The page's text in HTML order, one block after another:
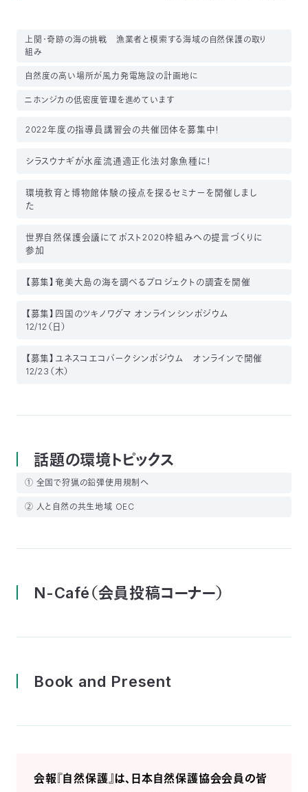
上関・奇跡の海の挑戦 漁業者と模索する海域の自然保護の取り
組み
自然度の高い場所が風力発電施設の計画地に
ニホンジカの低密度管理を進めています
2022年度の指導員講習会の共催団体を募集中！
シラスウナギが水産流通適正化法対象魚種に！
環境教育と博物館体験の接点を探るセミナーを開催しまし
た
世界自然保護会議にてポスト2020枠組みへの提言づくりに
参加
【募集】奄美大島の海を調べるプロジェクトの調査を開催
【募集】四国のツキノワグマ オンラインシンポジウム
12/12（日）
【募集】ユネスコエコパークシンポジウム オンラインで開催
12/23（木）
話題の環境トピックス
① 全国で狩猟の鉛弾使用規制へ
② 人と自然の共生地域 OEC
N-Café（会員投稿コーナー）
Book and Present
会報『自然保護』は、日本自然保護協会会員の皆